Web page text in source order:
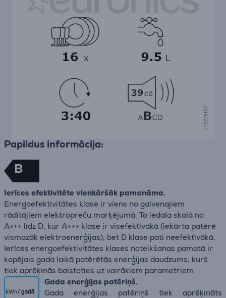
Papildus informācija:
B
Ierīces efektivitēte vienkāršāk pamanāma.
Energoefektivitātes klase ir viens no galvenajiem
rādītājiem elektropreču marķējumā. To iedala skalā no
A+++ līdz D, kur A+++ klase ir visefektīvākā (iekārta patērē
vismazāk elektroenerģijas), bet D klase pati neefektīvākā.
Ierīces energoefektivitātes klases noteikšanas pamatā ir
kopējais gada laikā patērētās enerģijas daudzums, kurš
tiek aprēķinās balstoties uz vairākiem parametriem.
Gada enerģijas patēriņš.
Gada enerģijas patēriņš tiek aprēķināts